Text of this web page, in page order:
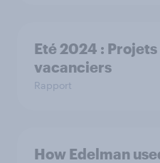
Eté 2024 :
vacanciers
Rapport
How Edelman